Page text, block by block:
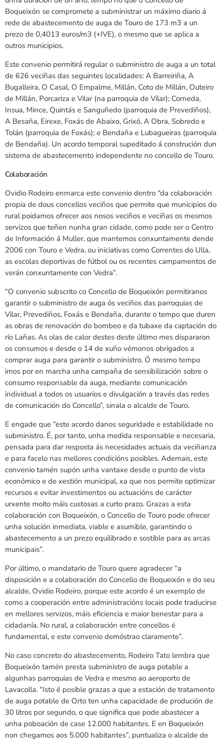
Boqueixón se compromete a subministrar un máximo diario á
rede de abastecemento de auga de Touro de 173 m3 a un
prezo de 0,4013 euros/m3 (+IVE), o mesmo que se aplica a
outros municipios.
Este convenio permitirá regular o subministro de auga a un total
de 626 veciñas das seguintes localidades: A Barreiriña, A
Bugalleira, O Casal, O Empalme, Millán, Coto de Millán, Outeiro
de Millán, Porcariza e Vilar (na parroquia de Vilar); Corneda,
Insua, Mince, Quintás e Sanguñedo (parroquia de Prevediños),
A Besaña, Eirexe, Foxás de Abaixo, Grixó, A Obra, Sobredo e
Tolán (parroquia de Foxás); e Bendaña e Lubagueiras (parroquia
de Bendaña). Un acordo temporal supeditado á construción dun
sistema de abastecemento independente no concello de Touro.
Colaboración
Ovidio Rodeiro enmarca este convenio dentro “da colaboración
propia de dous concellos veciños que permite que municipios do
rural poidamos ofrecer aos nosos veciños e veciñas os mesmos
servizos que teñen nunha gran cidade, como pode ser o Centro
de Información á Muller, que mantemos conxuntamente dende
2006 con Touro e Vedra, ou iniciativas como Correntes do Ulla,
as escolas deportivas de fútbol ou os recentes campamentos de
verán conxuntamente con Vedra”.
“O convenio subscrito co Concello de Boqueixón permitiranos
garantir o subministro de auga ós veciños das parroquias de
Vilar, Prevediños, Foxás e Bendaña, durante o tempo que duren
as obras de renovación do bombeo e da tubaxe da captación do
río Lañas. As olas de calor destes deste último mes dispararon
os consumos e desde o 14 de xuño vémonos obrigados a
comprar auga para garantir o subministro. Ó mesmo tempo
imos por en marcha unha campaña de sensibilización sobre o
consumo responsable da auga, mediante comunicación
individual a todos os usuarios e divulgación a través das redes
de comunicación do Concello”, sinala o alcalde de Touro.
E engade que “este acordo danos seguridade e estabilidade no
subministro. É, por tanto, unha medida responsable e necesaria,
pensada para dar resposta ás necesidades actuais da veciñanza
e para facelo nas mellores condicións posibles. Ademais, este
convenio tamén supón unha vantaxe desde o punto de vista
económico e de xestión municipal, xa que nos permite optimizar
recursos e evitar investimentos ou actuacións de carácter
urxente moito máis custosas a curto prazo. Grazas a esta
colaboración con Boqueixón, o Concello de Touro pode ofrecer
unha solución inmediata, viable e asumible, garantindo o
abastecemento a un prezo equilibrado e sostible para as arcas
municipais”.
Por último, o mandatario de Touro quere agradecer “a
disposición e a colaboración do Concello de Boqueixón e do seu
alcalde, Ovidio Rodeiro, porque este acordo é un exemplo de
como a cooperación entre administracións locais pode traducirse
en mellores servizos, máis eficiencia e maior benestar para a
cidadanía. No rural, a colaboración entre concellos é
fundamental, e este convenio demóstrao claramente”.
No caso concreto do abastecemento, Rodeiro Tato lembra que
Boqueixón tamén presta subministro de auga potable a
algunhas parroquias de Vedra e mesmo ao aeroporto de
Lavacolla. “Isto é posible grazas a que a estación de tratamento
de auga potable de Orto ten unha capacidade de produción de
30 litros por segundo, o que significa que pode abastecer a
unha poboación de case 12.000 habitantes. E en Boqueixón
non chegamos aos 5.000 habitantes”, puntualiza o alcalde de